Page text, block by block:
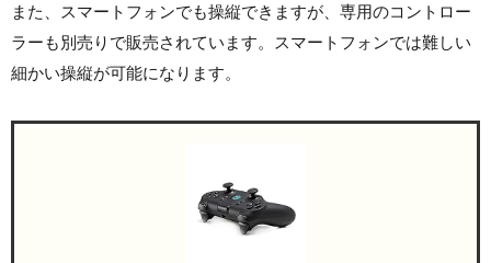
また、スマートフォンでも操縦できますが、専用のコントロー
ラーも別売りで販売されています。スマートフォンでは難しい
細かい操縦が可能になります。